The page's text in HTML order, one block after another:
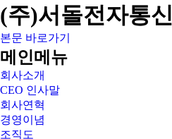
(주)서돌전자통
본문 바로가기
메인메뉴
회사소개
CEO 인사말
회사연혁
경영이념
조직도